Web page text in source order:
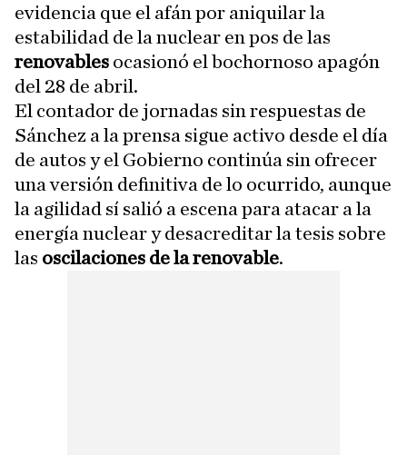
evidencia que el afán por aniquilar la
estabilidad de la nuclear en pos de las
renovables ocasionó el bochornoso apagón
del 28 de abril.
El contador de jornadas sin respuestas de
Sánchez a la prensa sigue activo desde el día
de autos y el Gobierno continúa sin ofrecer
una versión definitiva de lo ocurrido, aunque
la agilidad sí salió a escena para atacar a la
energía nuclear y desacreditar la tesis sobre
las oscilaciones de la renovable.